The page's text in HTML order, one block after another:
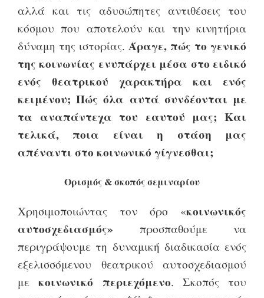
αλλά και τις αδυσώπητες αντιθέσεις του
κόσμου που αποτελούν και την κινητήρια
δύναμη της ιστορίας. Άραγε, πώς το γενικό
της κοινωνίας ενυπάρχει μέσα στο ειδικό
ενός θεατρικού χαρακτήρα και ενός
κειμένου; Πώς όλα αυτά συνδέονται με
τα αναπάντεχα του εαυτού μας; Και
τελικά, ποια είναι η στάση μας
απέναντι στο κοινωνικό γίγνεσθαι;
Ορισμός & σκοπός σεμιναρίου
Χρησιμοποιώντας τον όρο «κοινωνικός
αυτοσχεδιασμός» προσπαθούμε να
περιγράψουμε τη δυναμική διαδικασία ενός
εξελισσόμενου θεατρικού αυτοσχεδιασμού
μεκοινωνικό περιεχόμενο. Σκοπός του